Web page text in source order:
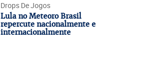
Drops De Jogos
Lula no Meteoro Brasil
repercute nacionalmente e
internacionalmente